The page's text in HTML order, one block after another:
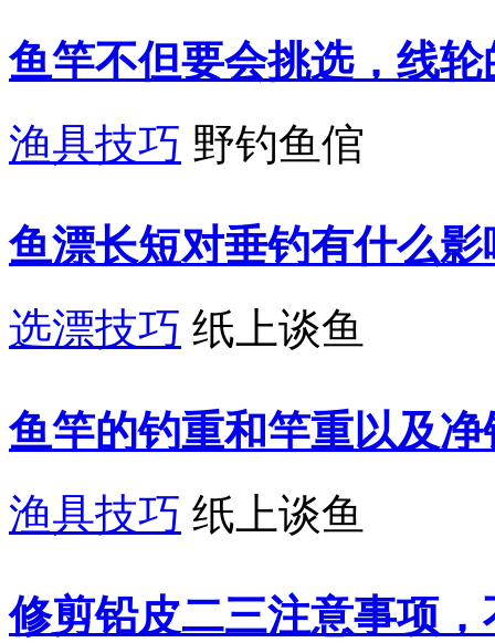
鱼竿不但要会挑选，线
渔具技巧 野钓鱼倌
鱼漂长短对垂钓有什么
选漂技巧 纸上谈鱼
鱼竿的钓重和竿重以及
渔具技巧 纸上谈鱼
修剪铅皮二三注意事项